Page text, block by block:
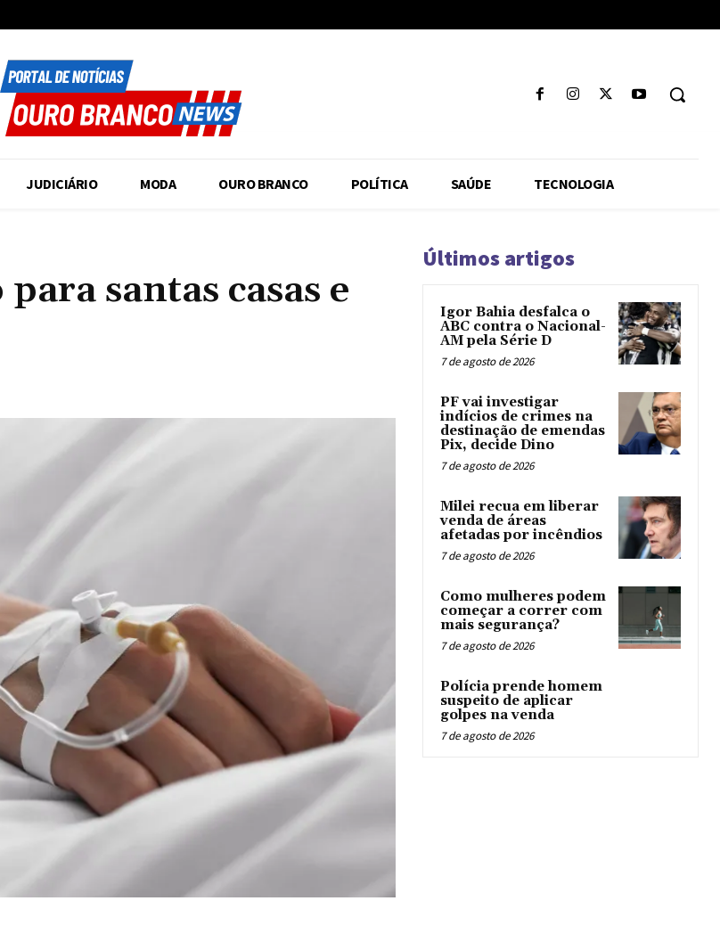
JUDICIÁRIO MODA OURO BRANCO POLÍTICA SAÚDE TECNOLOGIA
santas casas e
Últimos artigos
Igor Bahia desfalca o
ABC contra o Nacional-
AM pela Série D
7 de agosto de 2026
PF vai investigar
indícios de crimes na
destinação de emendas
Pix, decide Dino
7 de agosto de 2026
Milei recua em liberar
venda de áreas
afetadas por incêndios
7 de agosto de 2026
Como mulheres podem
começar a correr com
mais segurança?
7 de agosto de 2026
Polícia prende homem
suspeito de aplicar
golpes na venda
7 de agosto de 2026